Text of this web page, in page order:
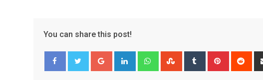
You can share this post!